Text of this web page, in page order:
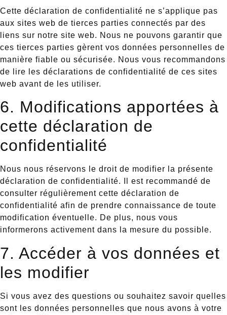
Cette déclaration de confidentialité ne s’applique pas
aux sites web de tierces parties connectés par des
liens sur notre site web. Nous ne pouvons garantir que
ces tierces parties gèrent vos données personnelles de
manière fiable ou sécurisée. Nous vous recommandons
de lire les déclarations de confidentialité de ces sites
web avant de les utiliser.
6. Modifications apportées à
cette déclaration de
confidentialité
Nous nous réservons le droit de modifier la présente
déclaration de confidentialité. Il est recommandé de
consulter régulièrement cette déclaration de
confidentialité afin de prendre connaissance de toute
modification éventuelle. De plus, nous vous
informerons activement dans la mesure du possible.
7. Accéder à vos données et
les modifier
Si vous avez des questions ou souhaitez savoir quelles
sont les données personnelles que nous avons à votre